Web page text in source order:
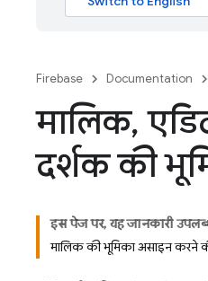
Firebase Documentation
मालिक,
दर्शक की
इस पेज पर, यह जानकारी
मालिक की भूमिका असाइन करने